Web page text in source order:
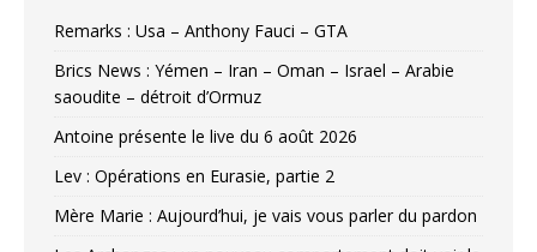
Remarks : Usa – Anthony Fauci – GTA
Brics News : Yémen – Iran – Oman – Israel – Arabie
saoudite – détroit d’Ormuz
Antoine présente le live du 6 août 2026
Lev : Opérations en Eurasie, partie 2
Mère Marie : Aujourd’hui, je vais vous parler du pardon